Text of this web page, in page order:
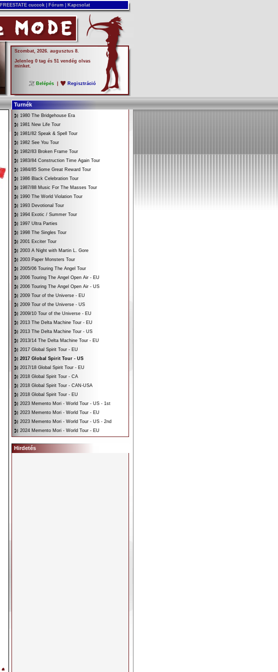
FREESTATE cuccok Fórum Kapcsolat
Szombat, 2026. augusztus 8.
Jelenleg 0 tag és 51 vendég olvas
minket.
Belépés Regisztráció
Turnék
1980 The Bridgehouse Era
1981 New Life Tour
1981/82 Speak & Spell Tour
1982 See You Tour
1982/83 Broken Frame Tour
1983/84 Construction Time Again Tour
1984/85 Some Great Reward Tour
1986 Black Celebration Tour
1987/88 Music For The Masses Tour
1990 The World Violation Tour
1993 Devotional Tour
1994 Exotic / Summer Tour
1997 Ultra Parties
1998 The Singles Tour
2001 Exciter Tour
2003 A Night with Martin L. Gore
2003 Paper Monsters Tour
2005/06 Touring The Angel Tour
2006 Touring The Angel Open Air - EU
2006 Touring The Angel Open Air - US
2009 Tour of the Universe - EU
2009 Tour of the Universe - US
2009/10 Tour of the Universe - EU
2013 The Delta Machine Tour - EU
2013 The Delta Machine Tour - US
2013/14 The Delta Machine Tour - EU
2017 Global Spirit Tour - EU
2017 Global Spirit Tour - US
2017/18 Global Spirit Tour - EU
2018 Global Spirit Tour - CA
2018 Global Spirit Tour - CAN-USA
2018 Global Spirit Tour - EU
2023 Memento Mori - World Tour - US - 1st
2023 Memento Mori - World Tour - EU
2023 Memento Mori - World Tour - US - 2nd
2024 Memento Mori - World Tour - EU
Hirdetés